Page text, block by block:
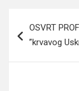
članaka
OSVRT
”krvavog